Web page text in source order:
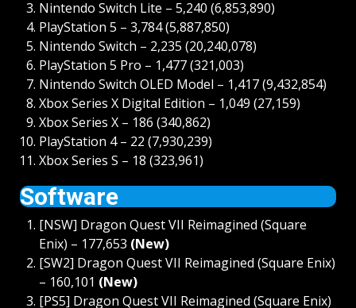
Nintendo Switch Lite – 5,240 (6,853,890)
PlayStation 5 – 3,784 (5,887,850)
Nintendo Switch – 2,235 (20,240,078)
PlayStation 5 Pro – 1,477 (321,003)
Nintendo Switch OLED Model – 1,417 (9,432,854)
Xbox Series X Digital Edition – 1,049 (27,159)
Xbox Series X – 186 (340,862)
PlayStation 4 – 22 (7,930,239)
Xbox Series S – 18 (323,961)
Software
[NSW] Dragon Quest VII Reimagined (Square
Enix) – 177,653 (New)
[SW2] Dragon Quest VII Reimagined (Square Enix)
– 160,101 (New)
[PS5] Dragon Quest VII Reimagined (Square Enix)